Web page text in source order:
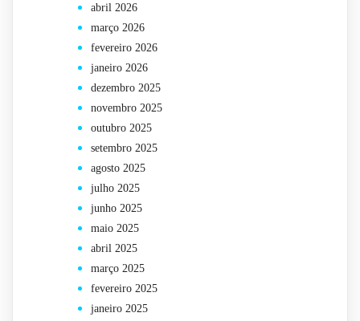
abril 2026
março 2026
fevereiro 2026
janeiro 2026
dezembro 2025
novembro 2025
outubro 2025
setembro 2025
agosto 2025
julho 2025
junho 2025
maio 2025
abril 2025
março 2025
fevereiro 2025
janeiro 2025